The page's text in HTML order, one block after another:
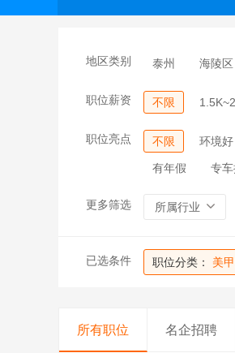
地区类别 泰州 海陵区
职位薪资 不限
职位亮点 不限 环境好
有年假 专
更多筛选 所属行业
已选条件 职位分类： 美
所有职位 名企招聘